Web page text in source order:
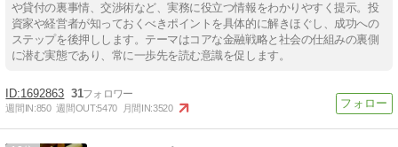
や貸付の裏事情、交渉術など、実務に役立つ情報をわかりやすく提示。投
資家や経営者が知っておくべきポイントを具体的に解きほぐし、成功への
ステップを後押しします。テーマはコアな金融戦略と社会の仕組みの裏側
に潜む実態であり、常に一歩先を読む意識を促します。
1692863 31
週間IN:850 週間OUT:5470 月間IN:3520